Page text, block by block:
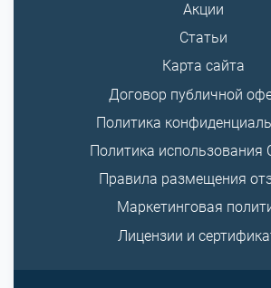
Акции
Статьи
Карта сайта
Договор публичной
Политика
Политика использования
Правила размещения
Маркетинговая
Лицензии и